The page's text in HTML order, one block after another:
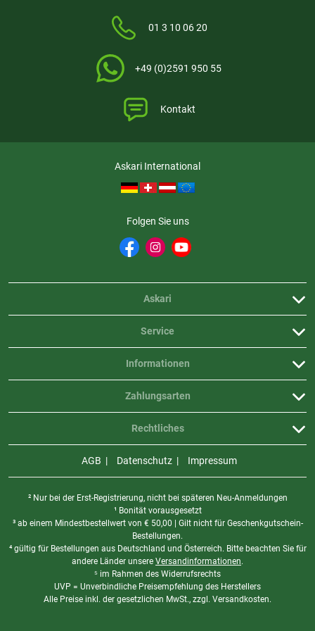
Bewertungen handelt.
Aktuell liegen noch keine Produktbewertungen für diesen
01 3 10 06 20
+49 (0)2591 950 55
Kontakt
Askari International
Folgen Sie uns
Askari
Service
Informationen
Rechtliches
Zahlungsarten
AGB Datenschutz Impressum
² Nur bei der Erst-Registrierung, nicht bei späteren Neu-Anmeldungen
¹ Bonität vorausgesetzt
³ ab einem Mindestbestellwert von € 50,00 | Gilt nicht für Geschenkgutschein-
Bestellungen.
⁴ gültig für Bestellungen aus Deutschland und Österreich. Bitte beachten Sie für
andere Länder unsere Versandinformationen.
⁵ im Rahmen des Widerrufsrechts
UVP = Unverbindliche Preisempfehlung des Herstellers
Alle Preise inkl. der gesetzlichen MwSt., zzgl. Versandkosten.